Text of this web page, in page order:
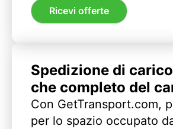
Ricevi offerte
Spedizione di
che completo del
Con GetTransport.com,
per lo spazio occupato